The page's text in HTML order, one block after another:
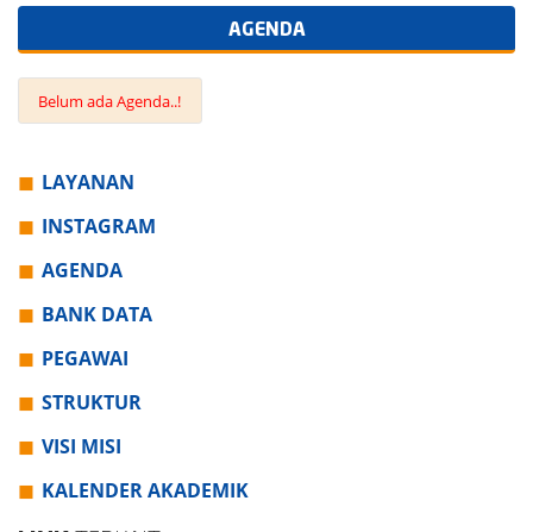
AGENDA
Belum ada Agenda..!
LAYANAN
INSTAGRAM
AGENDA
BANK DATA
PEGAWAI
STRUKTUR
VISI MISI
KALENDER AKADEMIK